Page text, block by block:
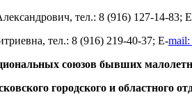
тел.: 8 (916) 127-14-83;
тел.: 8 (916) 219-40-37; E-mail:
союзов бывших
городского и областного